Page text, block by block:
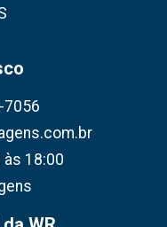
7056
às 18:00